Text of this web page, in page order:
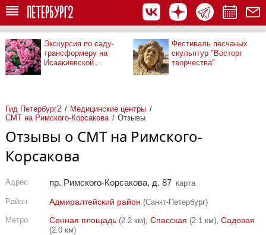
Экскурсия по саду-
трансформеру на
Исаакиевской
Фестиваль песчаных
скульптур "Восторг
творчества"
Гид Петербург2
Медицинские центры
СМТ на Римского-Корсакова
Отзывы
Отзывы о СМТ на Римского-
Корсакова
Адрес пр. Римского-Корсакова, д. 87 карта
Район Адмиралтейский район (Санкт-Петербург)
Метро
Сенная площадь (2.2 км), Спасская (2.1 км), Садовая
(2.0 км)